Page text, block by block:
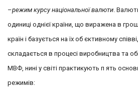
–режим курсу національної валюти.
одиниці однієї країни, що виражена в
країн і базується на їх об єктивному
складається в процесі виробництва та
МВФ, нині у світі практикують п ять
режимів: